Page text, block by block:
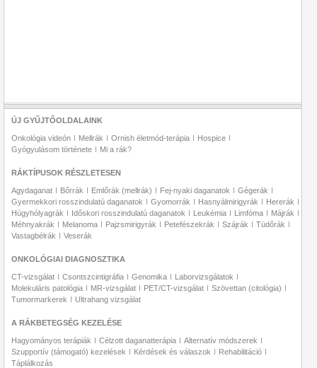
ÚJ GYŰJTŐOLDALAINK
Onkológia videón Mellrák Ornish életmód-terápia
Hospice
Gyógyulásom története
Mi a rák?
RÁKTÍPUSOK RÉSZLETESEN
Agydaganat Bőrrák Emlőrák (mellrák) Fej-nyaki daganatok
Gégerák
Gyermekkori rosszindulatú daganatok
Gyomorrák Hasnyálmirigyrák
Hererák
Húgyhólyagrák
Időskori rosszindulatú daganatok Leukémia Limfóma
Májrák
Méhnyakrák
Melanoma Pajzsmirigyrák Petefészekrák Szájrák
Tüdőrák
Vastagbélrák
Veserák
ONKOLÓGIAI DIAGNOSZTIKA
CT-vizsgálat Csontszcintigráfia Genomika
Laborvizsgálatok
Molekuláris patológia
MR-vizsgálat PET/CT-vizsgálat
Szövettan (citológia)
Tumormarkerek
Ultrahang vizsgálat
A RÁKBETEGSÉG KEZELÉSE
Hagyományos terápiák Célzott daganatterápia
Alternatív módszerek
Szupportív (támogató) kezelések
Kérdések és válaszok
Rehabilitáció
Táplálkozás